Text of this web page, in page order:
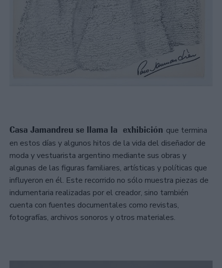
Casa Jamandreu se llama la exhibición que termina
en estos días y algunos hitos de la vida del diseñador de
moda y vestuarista argentino mediante sus obras y
algunas de las figuras familiares, artísticas y políticas que
influyeron en él. Este recorrido no sólo muestra piezas de
indumentaria realizadas por el creador, sino también
cuenta con fuentes documentales como revistas,
fotografías, archivos sonoros y otros materiales.